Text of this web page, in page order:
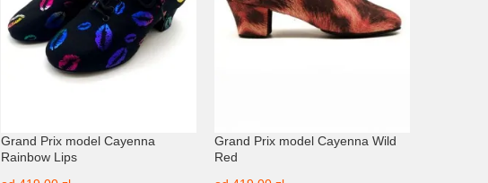
Grand Prix model Cayenna
Rainbow Lips
Grand Prix model Cayenna Wild
Red